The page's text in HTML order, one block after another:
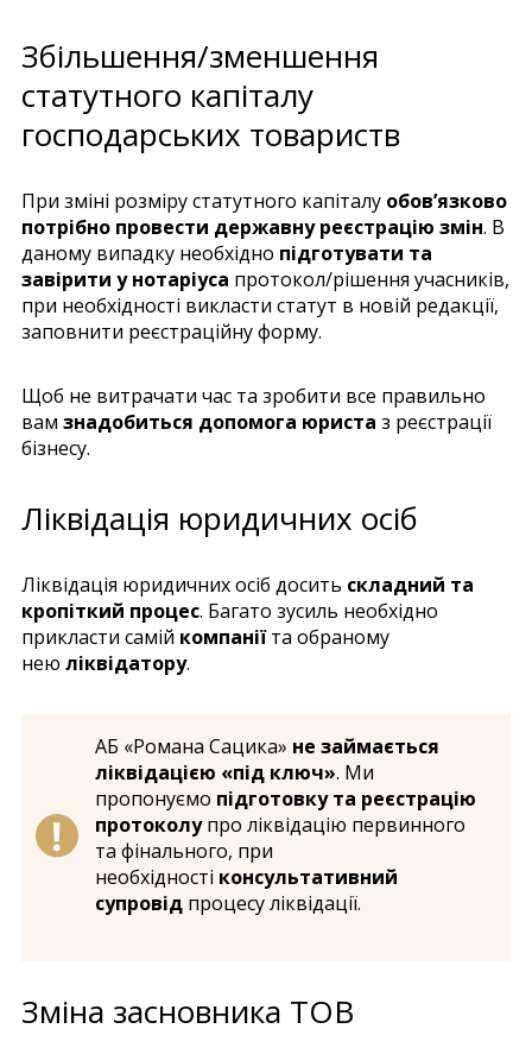
Збільшення/зменшення
статутного капіталу
господарських товариств
При зміні розміру статутного капіталу обов’язково
потрібно провести державну реєстрацію змін. В
даному випадку необхідно підготувати та
завірити у нотаріуса протокол/рішення учасників,
при необхідності викласти статут в новій редакції,
заповнити реєстраційну форму.
Щоб не витрачати час та зробити все правильно
вам знадобиться допомога юриста з реєстрації
бізнесу.
Ліквідація юридичних осіб
Ліквідація юридичних осіб досить складний та
кропіткий процес. Багато зусиль необхідно
прикласти самій компаніїта обраному
нею ліквідатору.
АБ «Романа Сацика» не займається
ліквідацією «під ключ». Ми
пропонуємо підготовку та реєстрацію
протоколупро ліквідацію первинного
та фінального, при
необхідності консультативний
супровід процесу ліквідації.
Зміна засновника ТОВ